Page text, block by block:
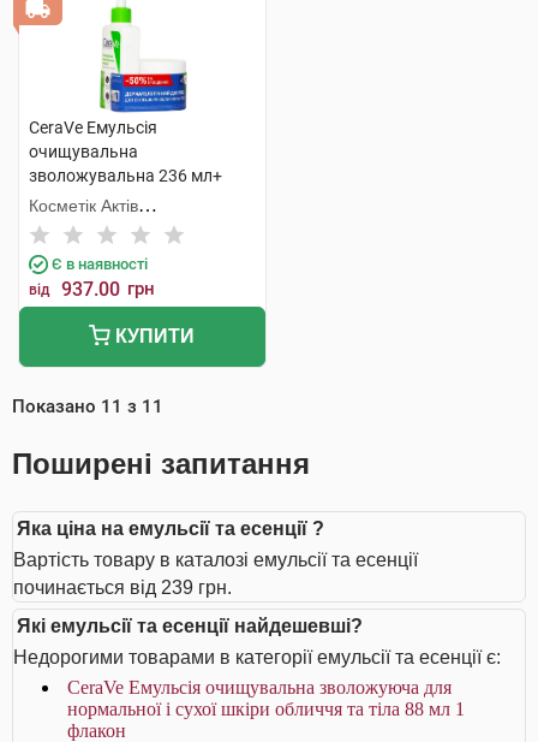
CeraVe Емульсія
очищувальна
зволожувальна 236 мл+
крем зволожувальний 340
мл 1 набір
Косметік Актів
Інтернаціональ
Є в наявності
від 937.00 грн
КУПИТИ
Показано 11 з 11
Поширені запитання
Яка ціна на емульсії та есенції ?
Вартість товару в каталозі емульсії та есенції
починається від 239 грн.
Які емульсії та есенції найдешевші?
Недорогими товарами в категорії емульсії та есенції є:
CeraVe Емульсія очищувальна зволожуюча для
нормальної і сухої шкіри обличчя та тіла 88 мл 1
флакон